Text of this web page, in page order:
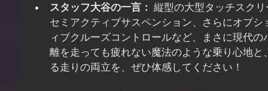
スタッフ大谷の一言： 縦型の大型タッチスク
セミアクティブサスペンション、さらにオプ
ィブクルーズコントロールなど、まさに現代
離を走っても疲れない魔法のような乗り心地
る走りの両立を、ぜひ体感してください！